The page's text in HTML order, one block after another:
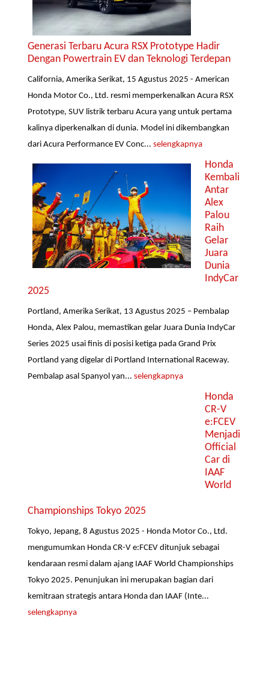
Generasi Terbaru Acura RSX Prototype Hadir
Dengan Powertrain EV dan Teknologi Terdepan
California, Amerika Serikat, 15 Agustus 2025 - American
Honda Motor Co., Ltd. resmi memperkenalkan Acura RSX
Prototype, SUV listrik terbaru Acura yang untuk pertama
kalinya diperkenalkan di dunia. Model ini dikembangkan
dari Acura Performance EV Conc...selengkapnya
Honda
Kembali
Antar
Alex
Palou
Raih
Gelar
Juara
Dunia
IndyCar
2025
Portland, Amerika Serikat, 13 Agustus 2025 – Pembalap
Honda, Alex Palou, memastikan gelar Juara Dunia IndyCar
Series 2025 usai finis di posisi ketiga pada Grand Prix
Portland yang digelar di Portland International Raceway.
Pembalap asal Spanyol yan...selengkapnya
Honda
CR-V
e:FCEV
Menjadi
Official
Car di
IAAF
World
Championships Tokyo 2025
Tokyo, Jepang, 8 Agustus 2025 - Honda Motor Co., Ltd.
mengumumkan Honda CR-V e:FCEV ditunjuk sebagai
kendaraan resmi dalam ajang IAAF World Championships
Tokyo 2025. Penunjukan ini merupakan bagian dari
kemitraan strategis antara Honda dan IAAF (Inte...
selengkapnya